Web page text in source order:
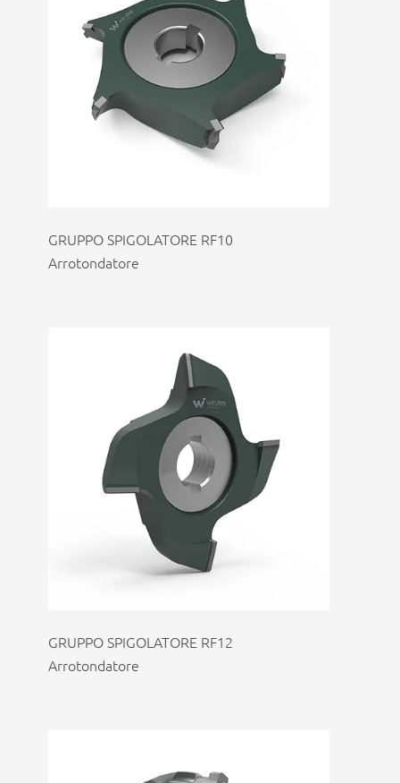
GRUPPO SPIGOLATORE RF10
Arrotondatore
GRUPPO SPIGOLATORE RF12
Arrotondatore